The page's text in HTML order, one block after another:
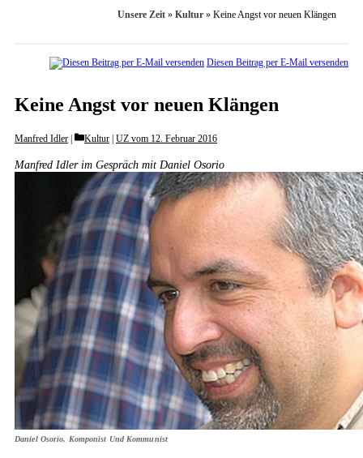
Unsere Zeit » Kultur » Keine Angst vor neuen Klängen
Diesen Beitrag per E-Mail versenden
Keine Angst vor neuen Klängen
Manfred Idler Categories
Kultur UZ vom 12. Februar 2016
Manfred Idler im Gespräch mit Daniel Osorio
Daniel Osorio, Komponist Und Kommunist